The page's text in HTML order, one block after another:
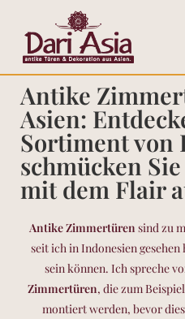
Antike
Asien:
Sortiment von
schmücken
mit dem Flair
Antike Zimmertüren sind zu
seit ich in Indonesien
sein können. Ich spreche
Zimmertüren, die zum
montiert werden, bevor